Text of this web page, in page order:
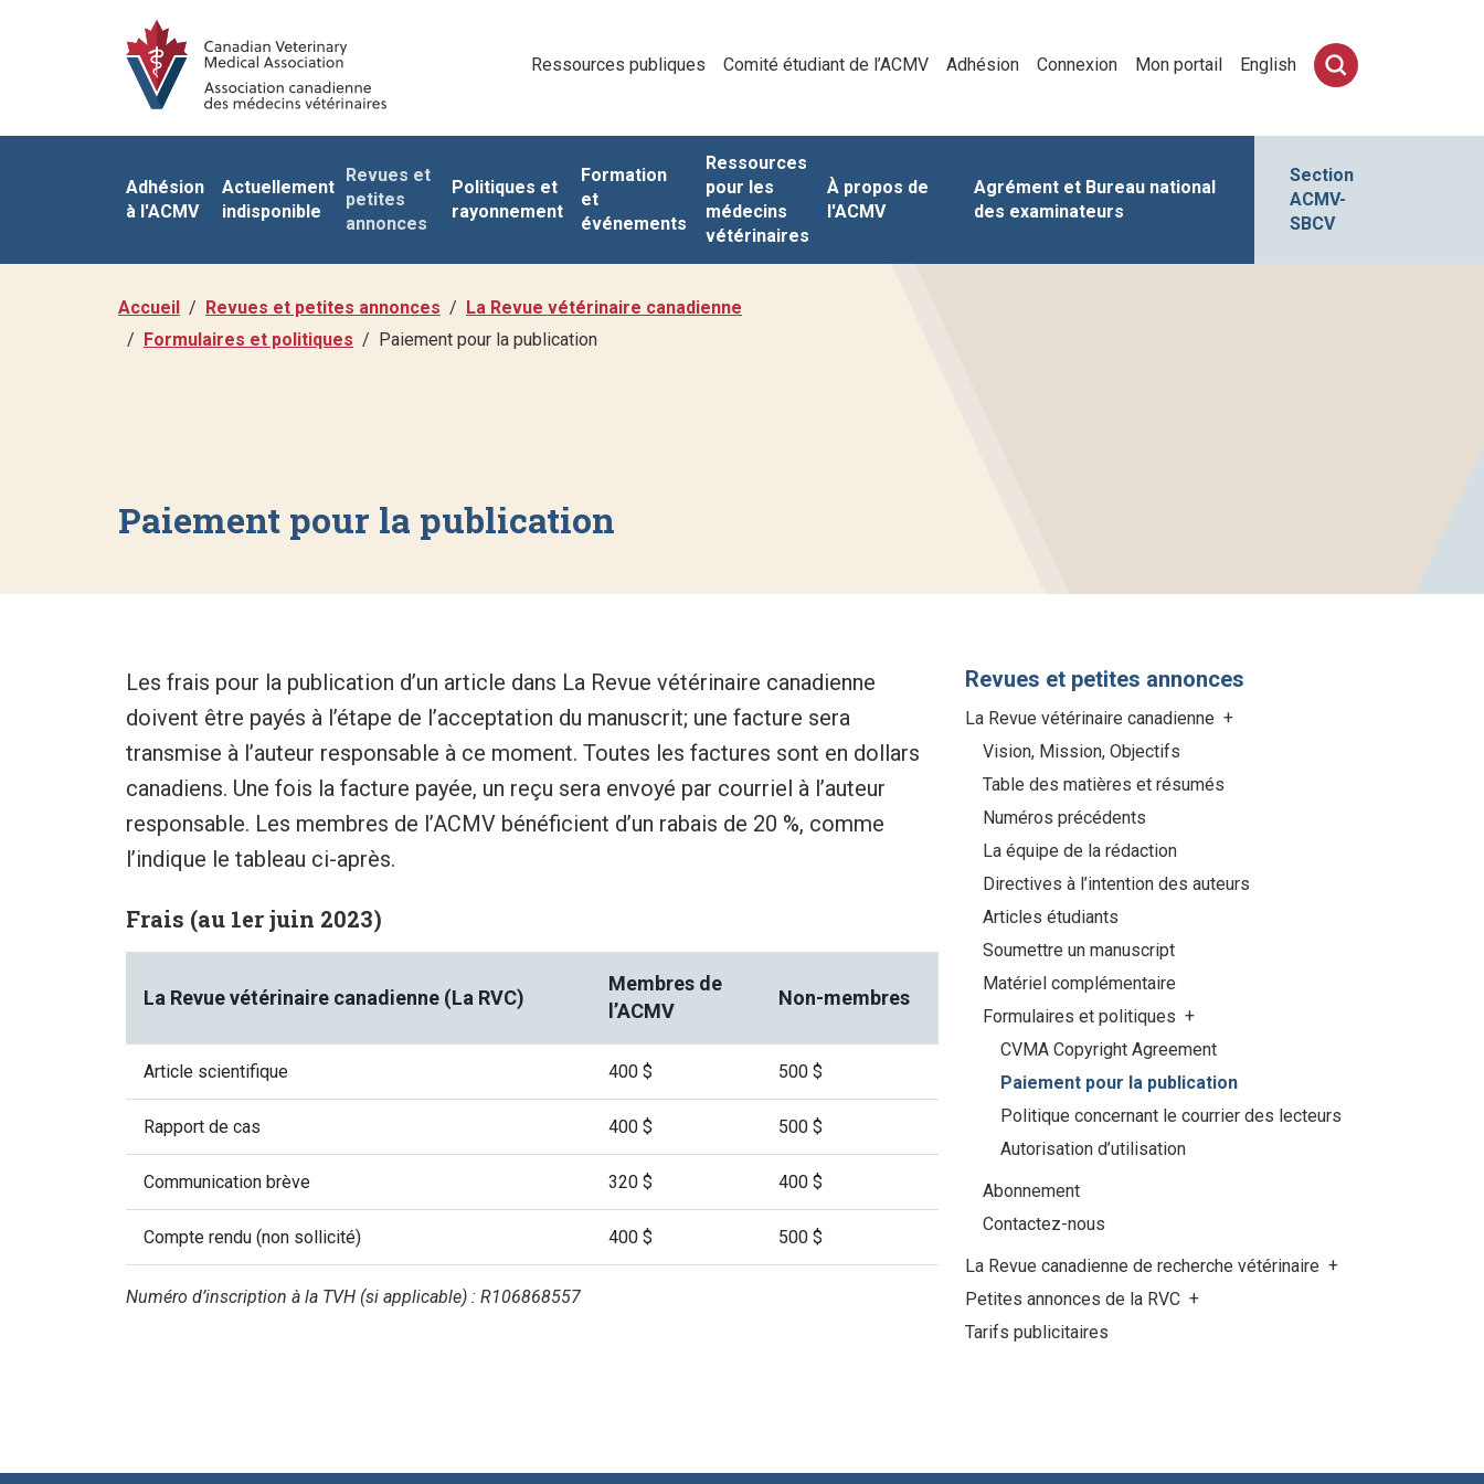
Ressources publiques Comité étudiant de l’ACMV Adhésion Connexion Mon portail English
Adhésion
à l'ACMV
Actuellement
indisponible
Revues et
petites
annonces
Politiques et
rayonnement
Formation
et
événements
Ressources
pour les
médecins
vétérinaires
À propos de
l'ACMV
Agrément et Bureau national
des examinateurs
Section
ACMV-
SBCV
Accueil Revues et petites annonces
La Revue vétérinaire canadienne
Formulaires et politiques
Paiement pour la publication
Paiement pour la publication
Les frais pour la publication d’un article dans La Revue vétérinaire canadienne
doivent être payés à l’étape de l’acceptation du manuscrit; une facture sera
transmise à l’auteur responsable à ce moment. Toutes les factures sont en dollars
canadiens. Une fois la facture payée, un reçu sera envoyé par courriel à l’auteur
responsable. Les membres de l’ACMV bénéficient d’un rabais de 20 %, comme
l’indique le tableau ci-après.
Frais (au 1er juin 2023)
La Revue vétérinaire canadienne (La RVC)
Membres de
l’ACMV
Non-membres
Article scientifique 400 $ 500 $
Rapport de cas 400 $ 500 $
Communication brève 320 $ 400 $
Compte rendu (non sollicité) 400 $ 500 $
Numéro d’inscription à la TVH (si applicable) : R106868557
Revues et petites annonces
La Revue vétérinaire canadienne
Vision, Mission, Objectifs
Table des matières et résumés
Numéros précédents
La équipe de la rédaction
Directives à l’intention des auteurs
Articles étudiants
Soumettre un manuscript
Matériel complémentaire
Formulaires et politiques
CVMA Copyright Agreement
Paiement pour la publication
Politique concernant le courrier des lecteurs
Autorisation d’utilisation
Abonnement
Contactez-nous
La Revue canadienne de recherche vétérinaire
Petites annonces de la RVC
Tarifs publicitaires